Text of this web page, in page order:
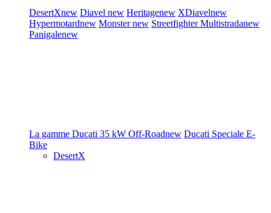
DesertXnew Diavel new Heritagenew XDiavelnew
Hypermotardnew Monsternew StreetfighterMultistradanew
Panigalenew
La gamme Ducati 35 kW Off-Roadnew Ducati Speciale E-
Bike
DesertX